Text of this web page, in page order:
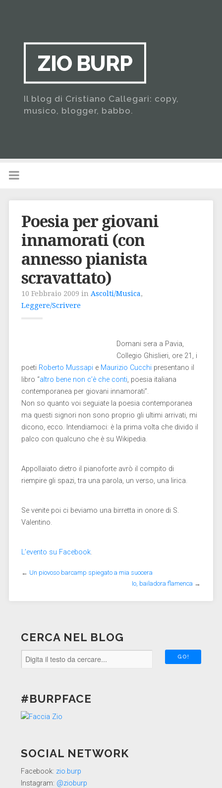
ZIO BURP
Il blog di Cristiano Callegari: copy,
musico, blogger, babbo.
Poesia per giovani
innamorati (con
annesso pianista
scravattato)
10 Febbraio 2009 in Ascolti/Musica,
Leggere/Scrivere
Domani sera a Pavia,
Collegio Ghislieri, ore 21, i
poeti Roberto Mussapi e Maurizio Cucchi presentano il
libro “altro bene non c’è che conti, poesia italiana
contemporanea per giovani innamorati”.
Non so quanto voi seguiate la poesia contemporanea
ma questi signori non sono proprio gli ultimi arrivati, mi
dicono, ecco. Intendiamoci: è la prima volta che divido il
palco con qualcuno che è su Wikipedia.
Appollaiato dietro il pianoforte avrò il compito di
riempire gli spazi, tra una parola, un verso, una lirica.
Se venite poi ci beviamo una birretta in onore di S.
Valentino.
L’evento su Facebook.
← Un piovoso barcamp spiegato a mia suocera
Io, bailadora flamenca →
CERCA NEL BLOG
#BURPFACE
SOCIAL NETWORK
Facebook: zio.burp
Instagram: @zioburp